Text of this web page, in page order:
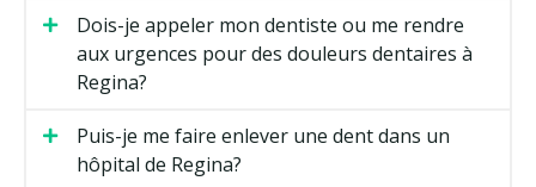
Dois-je appeler mon dentiste ou me rendre
aux urgences pour des douleurs dentaires à
Regina?
Puis-je me faire enlever une dent dans un
hôpital de Regina?